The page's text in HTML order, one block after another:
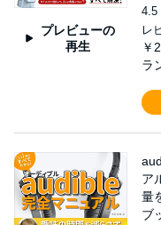
「週刊プレイボー
NISA』の内容をも
にて1年間の連載記
やグノシーにも掲
の講演実績多数（
ンワード貿易株式
所） ★★このペー
らフォローいただ
プレビューの
再生
4.5
レ
￥
ラ
ア
量
ブ